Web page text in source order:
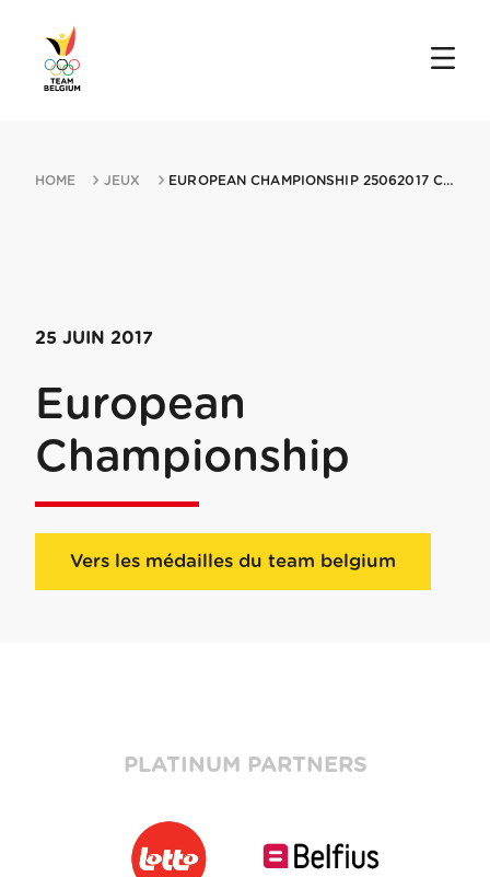
HOME JEUX EUROPEAN CHAMPIONSHIP 25062017 CZECH REPUBLIC
25 JUIN 2017
European
Championship
Vers les médailles du team belgium
PLATINUM PARTNERS